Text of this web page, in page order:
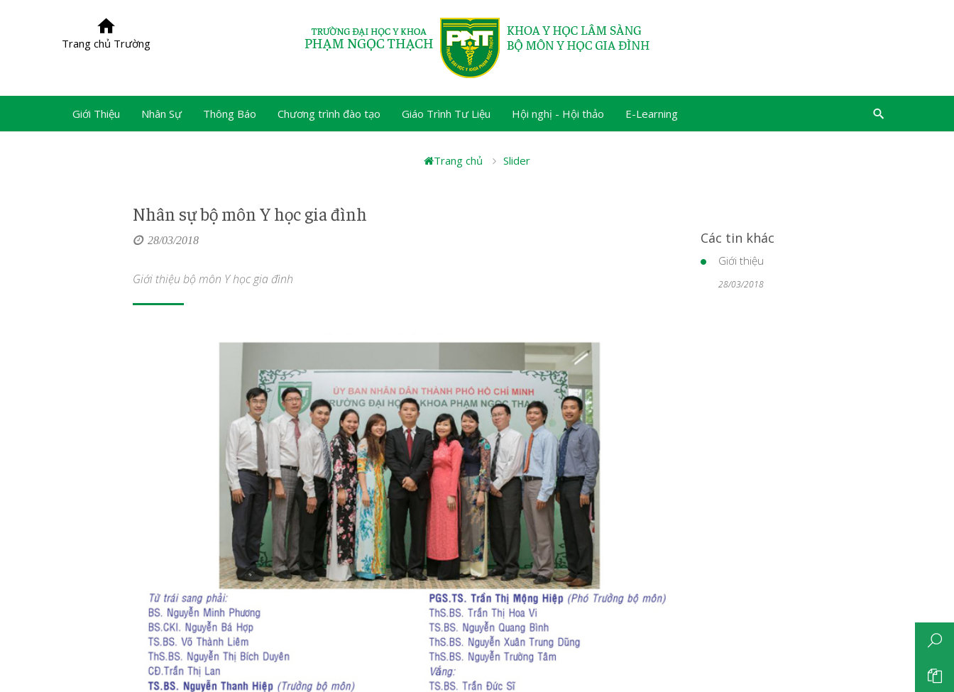
Trang chủ Trường
Giới Thiệu Nhân Sự Thông Báo Chương trình đào tạo Giáo Trình Tư Liệu Hội nghị - Hội thảo E-Learning
Trang chủ Slider
Nhân sự bộ môn Y học gia đình
28/03/2018
Giới thiệu bộ môn Y học gia đình
Các tin khác
Giới thiệu
28/03/2018